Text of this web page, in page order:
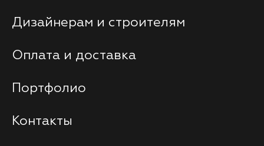
Дизайнерам и строителям
Оплата и доставка
Портфолио
Контакты